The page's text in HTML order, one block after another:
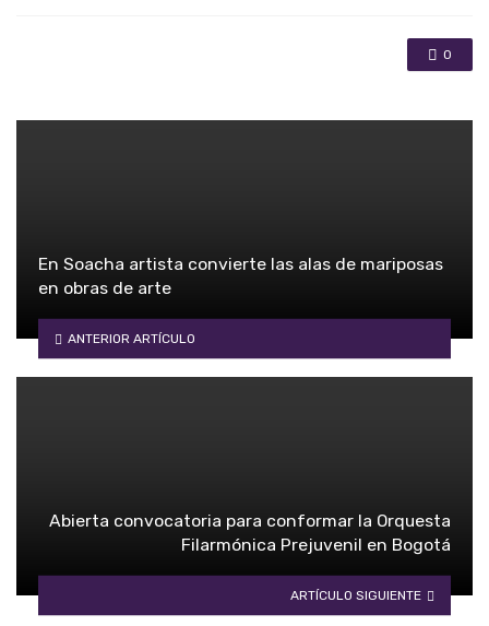
0
En Soacha artista convierte las alas de mariposas
en obras de arte
ANTERIOR ARTÍCULO
Abierta convocatoria para conformar la Orquesta
Filarmónica Prejuvenil en Bogotá
ARTÍCULO SIGUIENTE